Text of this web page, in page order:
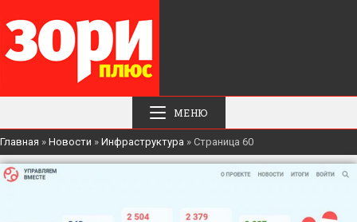
МЕНЮ
Главная » Новости » Инфраструктура » Страница 60